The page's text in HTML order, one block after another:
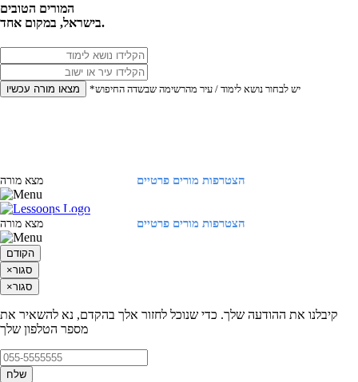
המורים הטובים
בישראל, במקום אחד.
מצאו מורה עכשיו *יש לבחור נושא לימוד / עיר מהרשימה שבשדה החיפוש
הצטרפות מורים פרטיים מצא מורה
הצטרפות מורים פרטיים מצא מורה
הקודם
×סגור
×סגור
קיבלנו את ההודעה שלך. כדי שנוכל לחזור אלך בהקדם, נא להשאיר את
מספר הטלפון שלך
שלח